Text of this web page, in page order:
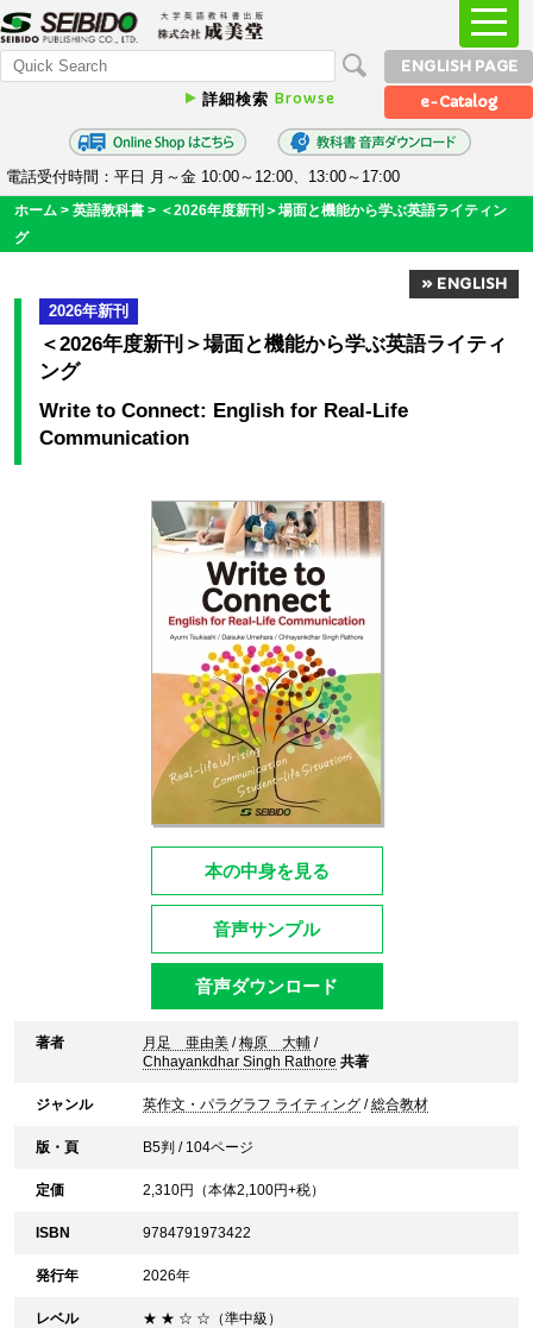
詳細検索 Browse
ENGLISH PAGE
e-Catalog
電話受付時間：平日 月～金 10:00～12:00、13:00～17:00
ホーム > 英語教科書 > ＜2026年度新刊＞場面と機能から学ぶ英語ライティン
グ
» ENGLISH
2026年新刊
＜2026年度新刊＞場面と機能から学ぶ英語ライティ
ング
Write to Connect: English for Real-Life
Communication
本の中身を見る
音声サンプル
音声ダウンロード
著者 月足 亜由美 /梅原 大輔 /
Chhayankdhar Singh Rathore 共著
ジャンル 英作文・パラグラフ ライティング /総合教材
版・頁 B5判 / 104ページ
定価 2,310円（本体2,100円+税）
ISBN 9784791973422
発行年 2026年
レベル ★ ★ ☆ ☆（準中級）